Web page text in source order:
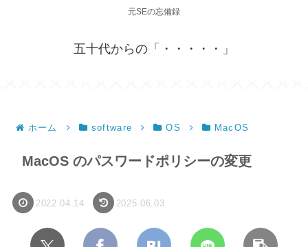
元SEの忘備録
五十代からの「・・・・・」
ホーム software OS MacOS
MacOS のパスワードポリシーの変更
2022.04.14 2025.06.03